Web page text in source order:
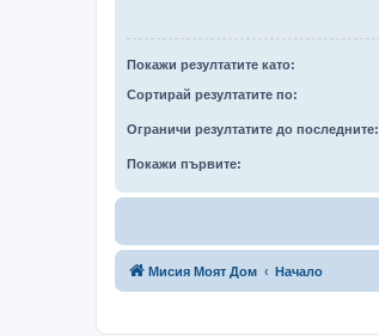
Покажи резултатите като:
Сортирай резултатите по:
Ограничи резултатите до последните:
Покажи първите:
Мисия Моят Дом Начало